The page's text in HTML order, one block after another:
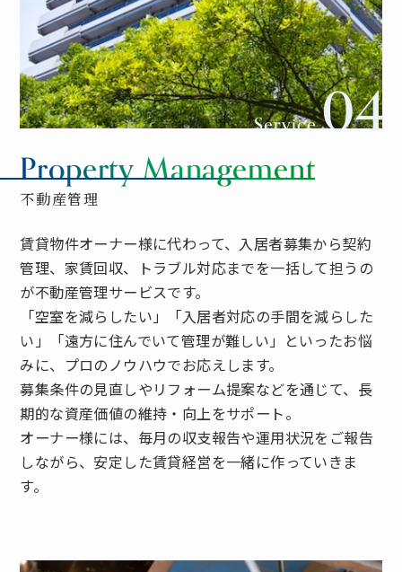
Service.04
Property Management
不動産管理
賃貸物件オーナー様に代わって、入居者募集から契約
管理、家賃回収、トラブル対応までを一括して担うの
が不動産管理サービスです。
「空室を減らしたい」「入居者対応の手間を減らした
い」「遠方に住んでいて管理が難しい」といったお悩
みに、プロのノウハウでお応えします。
募集条件の見直しやリフォーム提案などを通じて、長
期的な資産価値の維持・向上をサポート。
オーナー様には、毎月の収支報告や運用状況をご報告
しながら、安定した賃貸経営を一緒に作っていきま
す。